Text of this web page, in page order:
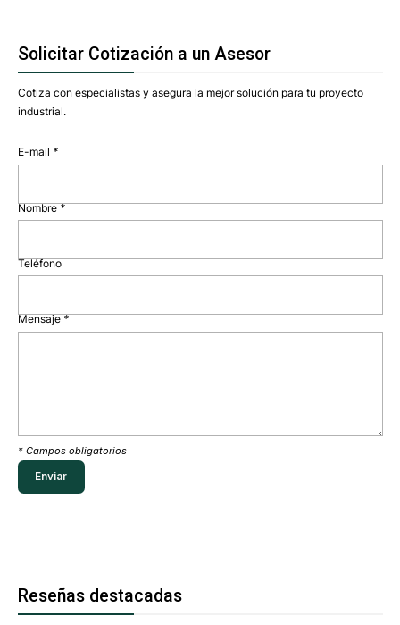
Solicitar Cotización a un Asesor
Cotiza con especialistas y asegura la mejor solución para tu proyecto
industrial.
E-mail *
Nombre*
Teléfono
Mensaje *
* Campos obligatorios
Reseñas destacadas